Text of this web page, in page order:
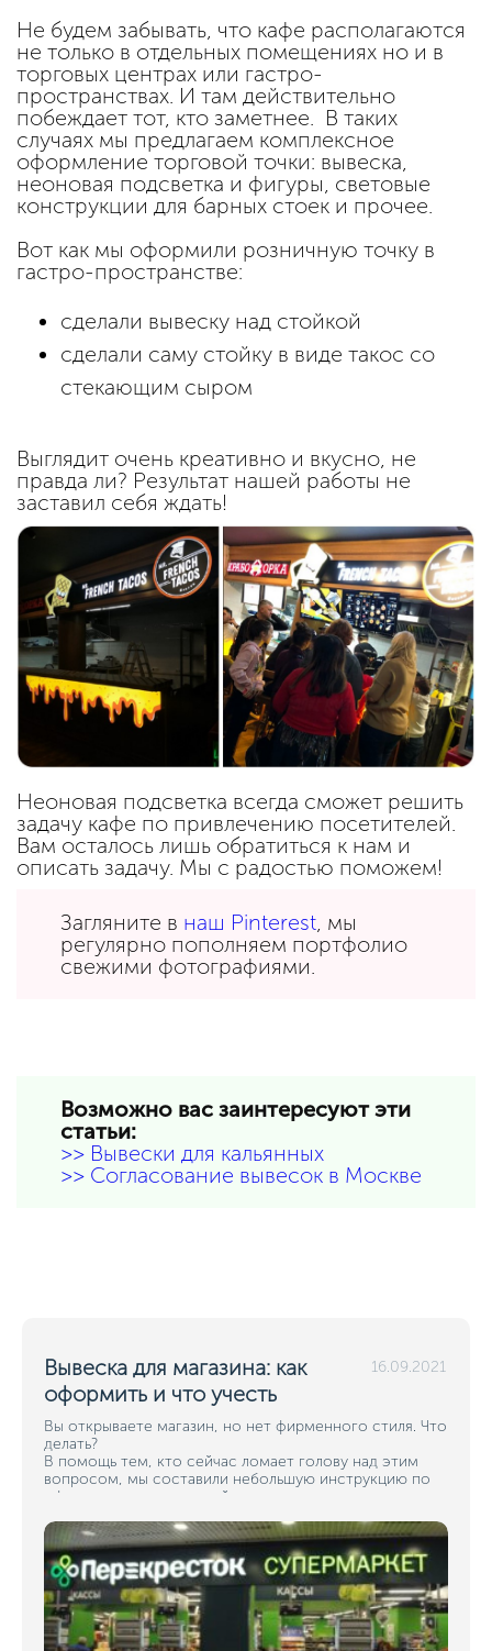
Не будем забывать, что кафе располагаются
не только в отдельных помещениях но и в
торговых центрах или гастро-
пространствах. И там действительно
побеждает тот, кто заметнее. В таких
случаях мы предлагаем комплексное
оформление торговой точки: вывеска,
неоновая подсветка и фигуры, световые
конструкции для барных стоек и прочее.
Вот как мы оформили розничную точку в
гастро-пространстве:
сделали вывеску над стойкой
сделали саму стойку в виде такос со
стекающим сыром
Выглядит очень креативно и вкусно, не
правда ли? Результат нашей работы не
заставил себя ждать!
Неоновая подсветка всегда сможет решить
задачу кафе по привлечению посетителей.
Вам осталось лишь обратиться к нам и
описать задачу. Мы с радостью поможем!
Загляните в наш Pinterest, мы
регулярно пополняем портфолио
свежими фотографиями.
Возможно вас заинтересуют эти
статьи:
>> Вывески для кальянных
>> Согласование вывесок в Москве
Вывеска для магазина: как
оформить и что учесть
Вы открываете магазин, но нет фирменного стиля. Что
делать?
В помощь тем, кто сейчас ломает голову над этим
вопросом, мы составили небольшую инструкцию по
оформлению магазинной вывески.
16.09.2021